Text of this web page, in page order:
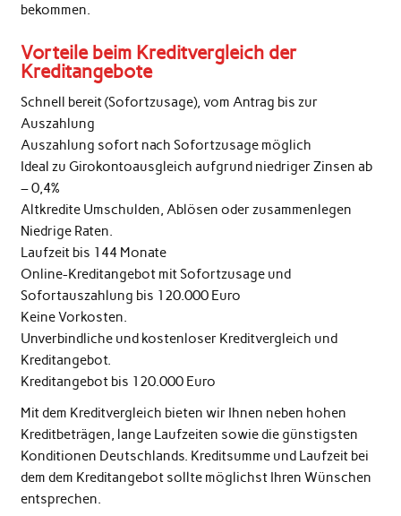
bekommen.
Vorteile beim Kreditvergleich der
Kreditangebote
Schnell bereit (Sofortzusage), vom Antrag bis zur
Auszahlung
Auszahlung sofort nach Sofortzusage möglich
Ideal zu Girokontoausgleich aufgrund niedriger Zinsen ab
– 0,4%
Altkredite Umschulden, Ablösen oder zusammenlegen
Niedrige Raten.
Laufzeit bis 144 Monate
Online-Kreditangebot mit Sofortzusage und
Sofortauszahlung bis 120.000 Euro
Keine Vorkosten.
Unverbindliche und kostenloser Kreditvergleich und
Kreditangebot.
Kreditangebot bis 120.000 Euro
Mit dem Kreditvergleich bieten wir Ihnen neben hohen
Kreditbeträgen, lange Laufzeiten sowie die günstigsten
Konditionen Deutschlands. Kreditsumme und Laufzeit bei
dem dem Kreditangebot sollte möglichst Ihren Wünschen
entsprechen.